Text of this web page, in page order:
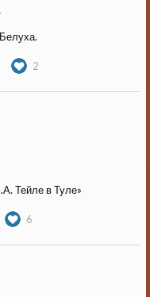
2
Тейле в Туле»
6